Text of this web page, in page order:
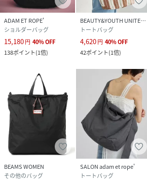
ADAM ET ROPE'
ショルダーバッグ
15,180円 40%OFF
138ポイント(1倍)
BEAUTY&YOUTH UNITED ARROWS
トートバッグ
4,620円 40%OFF
42ポイント(1倍)
BEAMS WOMEN
その他のバッグ
SALON adam et rope'
トートバッグ